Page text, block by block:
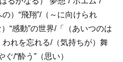
の）“飛翔”/（～に向けられ
）“感動”の世界/「（あいつのは
われを忘れる/（気持ちが）舞
/“酔う”（思い）